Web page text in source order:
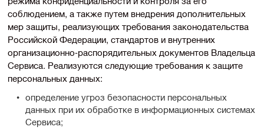
соблюдением, а также путем внедрения дополнительных
мер защиты, реализующих требования законодательства
Российской Федерации, стандартов и внутренних
организационно-распорядительных документов Владельца
Сервиса. Реализуются следующие требования к защите
персональных данных:
определение угроз безопасности персональных
данных при их обработке в информационных системах
Сервиса;